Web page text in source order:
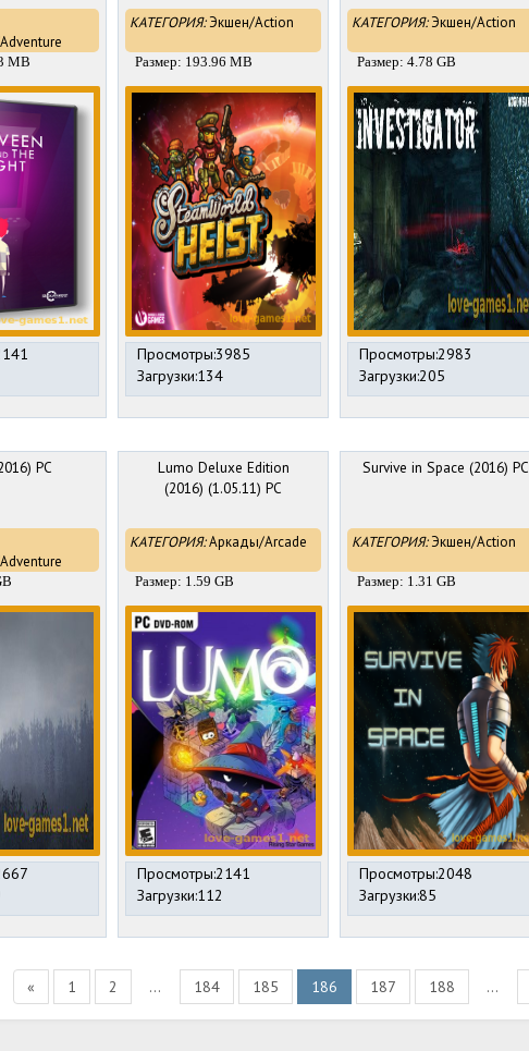
MB
КАТЕГОРИЯ:Экшен/Action
Размер: 193.96 MB
Просмотры:3985
Загрузки:134
КАТЕГОРИЯ:Экшен/Action
Размер: 4.78 GB
Просмотры:2983
Загрузки:205
PC
Lumo Deluxe Edition
(2016) (1.05.11) PC
КАТЕГОРИЯ:Аркады/Arcade
Размер: 1.59 GB
Просмотры:2141
Загрузки:112
Survive in Space (2016) PC
КАТЕГОРИЯ:Экшен/Action
Размер: 1.31 GB
Просмотры:2048
Загрузки:85
« 1 2 ... 184 185 186 187 188 ...